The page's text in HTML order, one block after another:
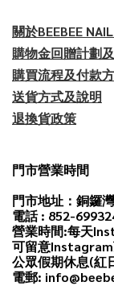
關於BEEBEE
購物金回贈計劃
購買流程及付款
送貨方式及說明
退換貨政策
門市營業時間
門市地址：銅鑼
電話 : 852-
營業時間:每天
可留意
公眾假期休息(紅
電郵: